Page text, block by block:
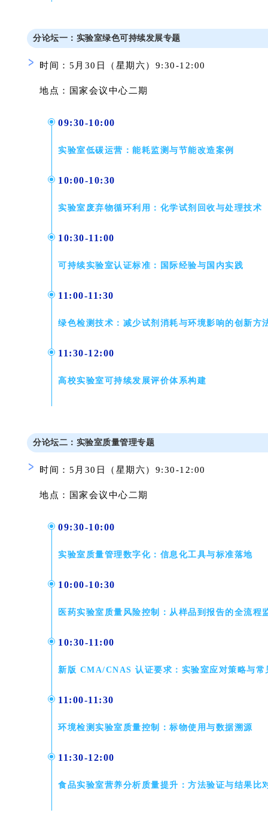
分论坛一： 实验室绿色可持续发展专题
时间：5月30日（星期六）9:30-12:00
地点：国家会议中心 二期
09:30-10:00
实验室低碳运营：能耗监测与节能改造案例
10:00-10:30
实验室废弃物循环利用：化学试剂回收与处理技术
10:30-11:00
可持续实验室认证标准：国际经验与国内实践
11:00-11:30
绿色检测技术：减少试剂消耗与环境影响的创新方
11:30-12:00
高校实验室可持续发展评价体系构建
分论坛二 ： 实验室质量管理专题
时间：5月30日（星期六）9:30-12:00
地点：国家会议中心 二期
09:30-10:00
实验室质量管理数字化：信息化工具与标准落地
10:00-10:30
医药实验室质量风险控制：从样品到报告的全流程
10:30-11:00
新版 CMA/CNAS 认证要求：实验室应对策略与常
11:00-11:30
环境检测实验室质量控制：标物使用与数据溯源
11:30-12:00
食品实验室营养分析质量提升：方法验证与结果比